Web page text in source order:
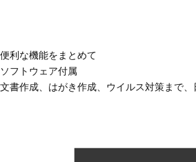
便利な機能をまとめて
ソフトウェア付属
文書作成、はがき作成、ウイルス対策まで